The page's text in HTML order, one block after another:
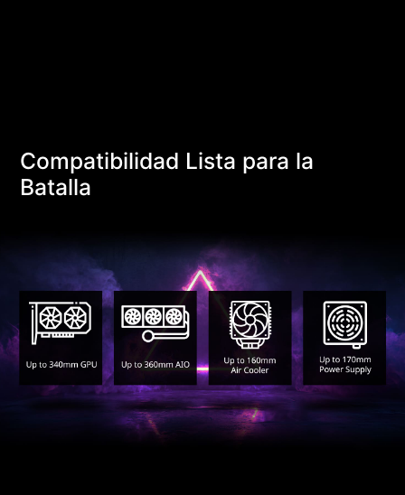
Compatibilidad Lista para la
Batalla